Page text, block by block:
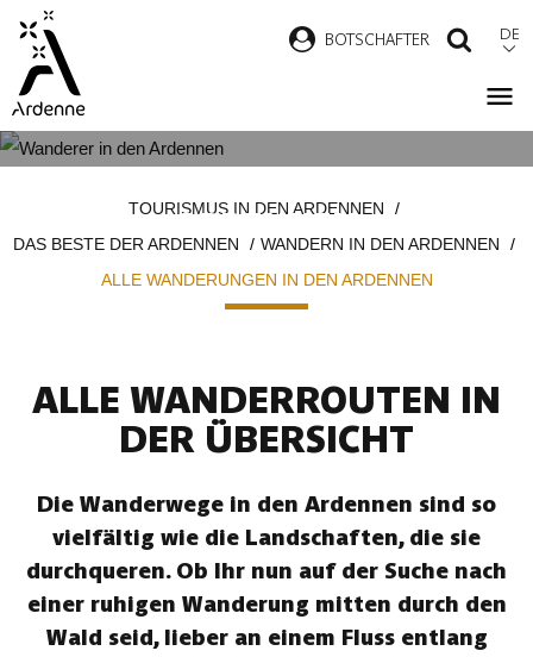
Direkt
zum
Inhalt
BOTSCHAFTER DE
ARDENNEN
TOURISMUS IN DEN ARDENNEN
DAS BESTE DER ARDENNEN
WANDERN IN DEN ARDENNEN
ALLE WANDERUNGEN IN DEN ARDENNEN
ALLE WANDERROUTEN IN
DER ÜBERSICHT
Die Wanderwege in den Ardennen sind so
vielfältig wie die Landschaften, die sie
durchqueren. Ob Ihr nun auf der Suche nach
einer ruhigen Wanderung mitten durch den
Wald seid, lieber an einem Fluss entlang